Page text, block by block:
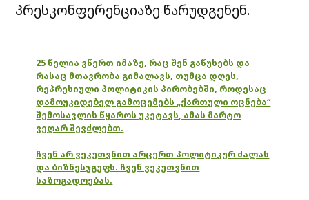
პრესკონფერენციაზე წარუდგენენ.
25 წელია ვწერთ იმაზე, რაც შენ გაწუხებს და
რასაც მთავრობა გიმალავს, თუმცა დღეს,
რეპრესიული პოლიტიკის პირობებში, როდესაც
დამოუკიდებელ გამოცემებს „ქართული ოცნება“
შემოსავლის წყაროს უკეტავს, ამას მარტო
ვეღარ შევძლებთ.
ჩვენ არ ვეკუთვნით არცერთ პოლიტიკურ ძალას
და ბიზნესჯგუფს. ჩვენ ვეკუთვნით
საზოგადოებას.